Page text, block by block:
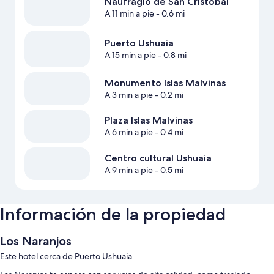
A 11 min a pie- 0.6 mi
Puerto Ushuaia
A 15 min a pie- 0.8 mi
Monumento Islas Malvinas
A 3 min a pie- 0.2 mi
Plaza Islas Malvinas
A 6 min a pie- 0.4 mi
Centro cultural Ushuaia
A 9 min a pie- 0.5 mi
Información de la propiedad
Los Naranjos
Este hotel cerca de Puerto Ushuaia